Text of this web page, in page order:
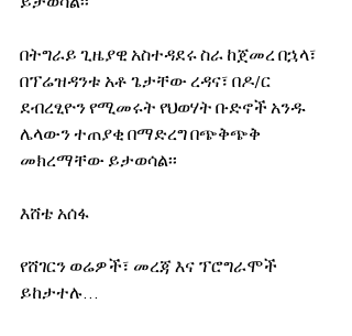
በትግራይ ጊዜያዊ አስተዳደሩ ስራ ከጀመረ በኋላ፣
በፕሬዝዳንቱ አቶ ጌታቸው ረዳና፣ በዶ/ር
ደብረፂዮን የሚመሩት የህወሃት ቡድኖች አንዱ
ሌላውን ተጠያቂ በማድረግ በጭቅጭቅ
መክረማቸው ይታወሳል፡፡
እሸቴ አሰፋ
የሸገርን ወሬዎች፣ መረጃ እና ፕሮግራሞች
ይከታተሉ…